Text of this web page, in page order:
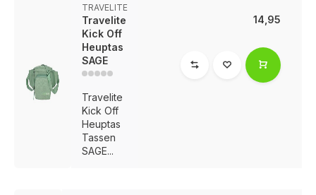
TRAVELITE
Travelite
Kick Off
Heuptas
SAGE
Travelite
Kick Off
Heuptas
Tassen
SAGE...
14,95